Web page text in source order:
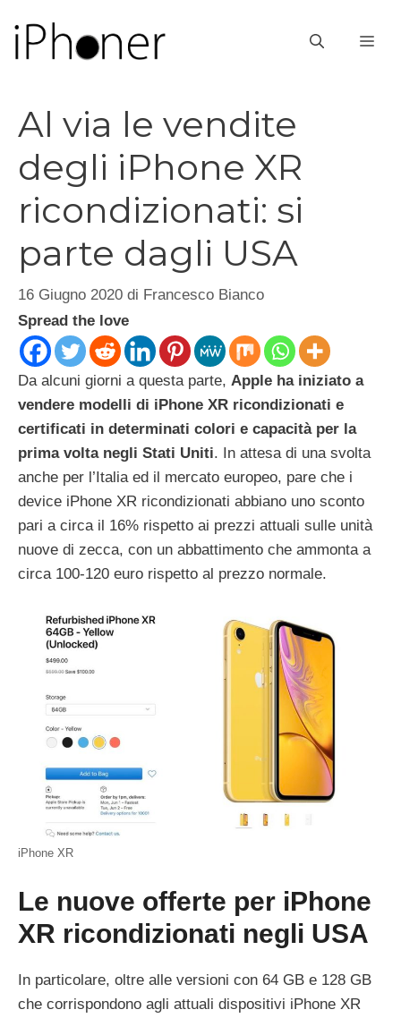
contenuto
Al via le vendite
degli iPhone XR
ricondizionati: si
parte dagli USA
16 Giugno 2020 di Francesco Bianco
Spread the love
Da alcuni giorni a questa parte, Apple ha iniziato a
vendere modelli di iPhone XR ricondizionati e
certificati in determinati colori e capacità per la
prima volta negli Stati Uniti. In attesa di una svolta
anche per l’Italia ed il mercato europeo, pare che i
device iPhone XR ricondizionati abbiano uno sconto
pari a circa il 16% rispetto ai prezzi attuali sulle unità
nuove di zecca, con un abbattimento che ammonta a
circa 100-120 euro rispetto al prezzo normale.
iPhone XR
Le nuove offerte per iPhone
XR ricondizionati negli USA
In particolare, oltre alle versioni con 64 GB e 128 GB
che corrispondono agli attuali dispositivi ‌iPhone XR‌